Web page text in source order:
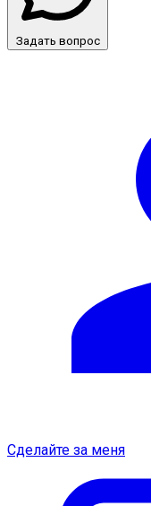
Задать вопрос
Сделайте за меня